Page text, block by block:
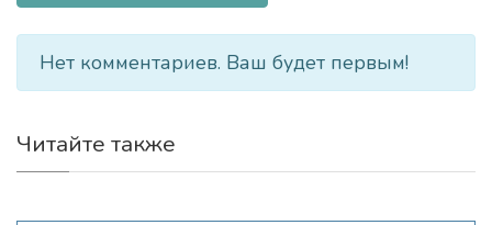
Нет комментариев. Ваш будет первым!
Читайте также